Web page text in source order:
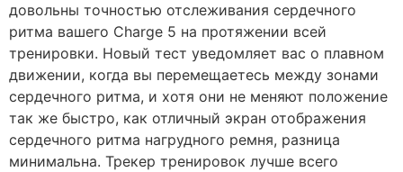
довольны точностью отслеживания сердечного
ритма вашего Charge 5 на протяжении всей
тренировки. Новый тест уведомляет вас о плавном
движении, когда вы перемещаетесь между зонами
сердечного ритма, и хотя они не меняют положение
так же быстро, как отличный экран отображения
сердечного ритма нагрудного ремня, разница
минимальна. Трекер тренировок лучше всего